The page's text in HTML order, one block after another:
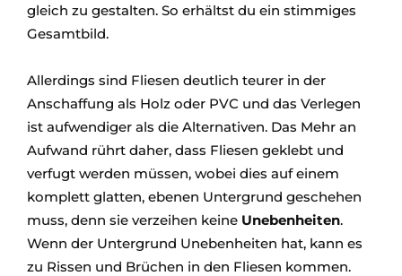
gleich zu gestalten. So erhältst du ein stimmiges
Gesamtbild.
Allerdings sind Fliesen deutlich teurer in der
Anschaffung als Holz oder PVC und das Verlegen
ist aufwendiger als die Alternativen. Das Mehr an
Aufwand rührt daher, dass Fliesen geklebt und
verfugt werden müssen, wobei dies auf einem
komplett glatten, ebenen Untergrund geschehen
muss, denn sie verzeihen keine Unebenheiten.
Wenn der Untergrund Unebenheiten hat, kann es
zu Rissen und Brüchen in den Fliesen kommen.